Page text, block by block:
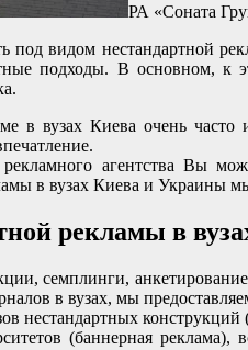
РА «Соната
под видом нестандартной
подходы. В основном, к
в вузах Киева очень
агентства Вы
в вузах Киева и Украины
рекламы в
семплинги,
в вузах, мы
нестандартных
(баннерная